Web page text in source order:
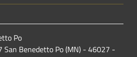
Po
Benedetto Po (MN) - 46027 -